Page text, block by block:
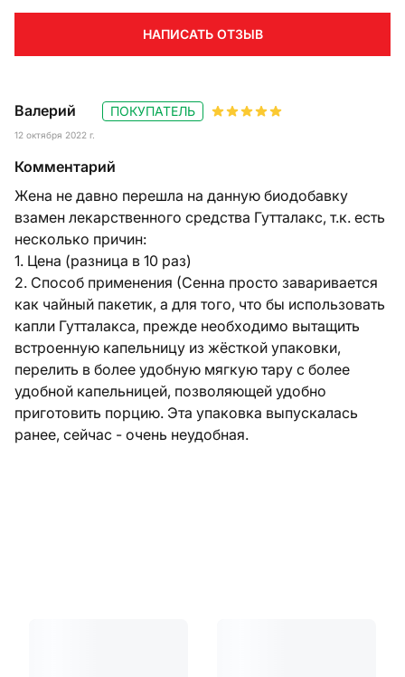
Валерий
12 октября 2022 г.
ПОКУПАТЕЛЬ
Комментарий
Жена не давно перешла на данную биодобавку
взамен лекарственного средства Гутталакс, т.к. есть
несколько причин:
1. Цена (разница в 10 раз)
2. Способ применения (Сенна просто заваривается
как чайный пакетик, а для того, что бы использовать
капли Гутталакса, прежде необходимо вытащить
встроенную капельницу из жёсткой упаковки,
перелить в более удобную мягкую тару с более
удобной капельницей, позволяющей удобно
приготовить порцию. Эта упаковка выпускалась
ранее, сейчас - очень неудобная.
НАПИСАТЬ ОТЗЫВ